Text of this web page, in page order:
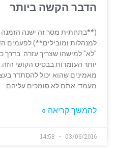
הדבר הקשה ביותר
(**בתחתית מסר זה ישנה
למנהלות ומובילים**) לפעמים
"לא" למישהו שצריך עזרה. בדרך
מאמינים שהוא יכול להסתדר
מעמד. אתם לא סומכים עליהם
להמשך קריאה »
03/06/2016